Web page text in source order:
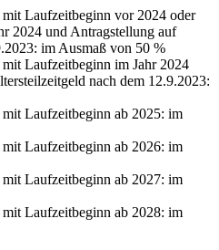
Laufzeitbeginn vor 2024 oder
2024 und Antragstellung auf
im Ausmaß von 50 %
Laufzeitbeginn im Jahr 2024
nach dem 12.9.2023:
Laufzeitbeginn ab 2025: im
Laufzeitbeginn ab 2026: im
Laufzeitbeginn ab 2027: im
Laufzeitbeginn ab 2028: im